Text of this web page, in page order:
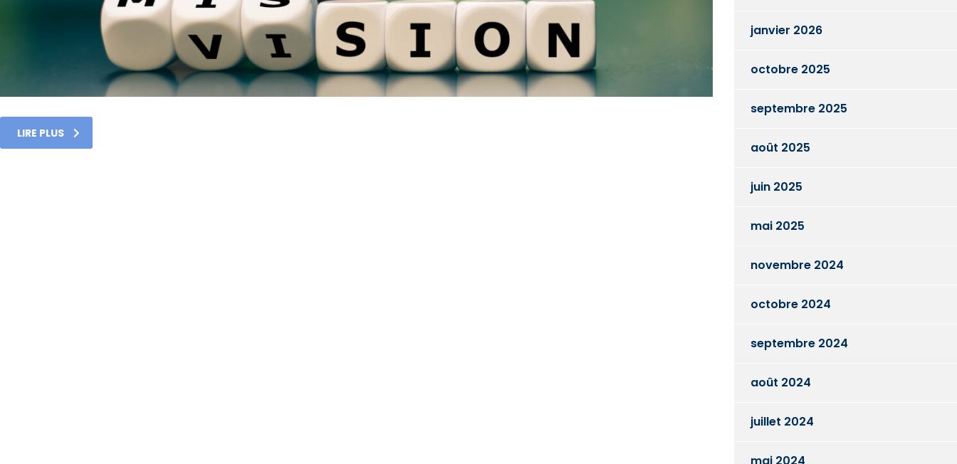
LIRE PLUS
janvier 2026
octobre 2025
septembre 2025
août 2025
juin 2025
mai 2025
novembre 2024
octobre 2024
septembre 2024
août 2024
juillet 2024
mai 2024